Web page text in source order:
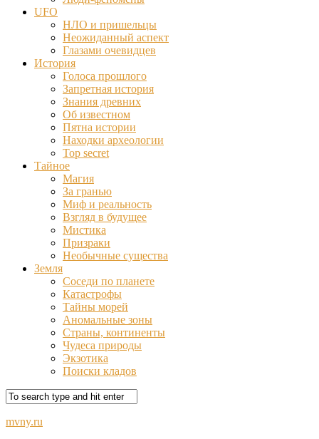
UFO
НЛО и пришельцы
Неожиданный аспект
Глазами очевидцев
История
Голоса прошлого
Запретная история
Знания древних
Об известном
Пятна истории
Находки археологии
Top secret
Тайное
Магия
За гранью
Миф и реальность
Взгляд в будущее
Мистика
Призраки
Необычные существа
Земля
Соседи по планете
Катастрофы
Тайны морей
Аномальные зоны
Страны, континенты
Чудеса природы
Экзотика
Поиски кладов
mvny.ru